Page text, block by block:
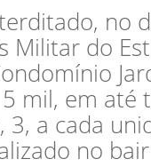
no
Militar do
mil, em
3, a cada
no